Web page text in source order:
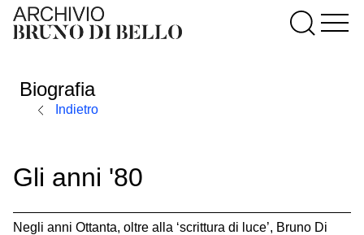
Biografia
Indietro
Gli anni '80
Negli anni Ottanta, oltre alla ‘scrittura di luce’, Bruno Di